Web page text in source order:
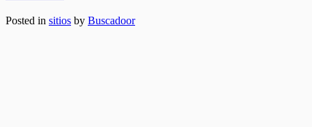
Posted in sitios by Buscadoor